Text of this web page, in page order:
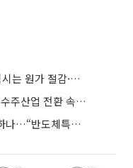
메모리값 폭등에 달라진 셈법…갤럭시는 원가 절감·아이폰은 서비스 확대
‘5년 LTA’ 늘리는 삼성·SK…메모리 수주산업 전환 속 다른 셈법
주52시간 특례, 메가특구법서 부활하나…“반도체특별법 담겨야”